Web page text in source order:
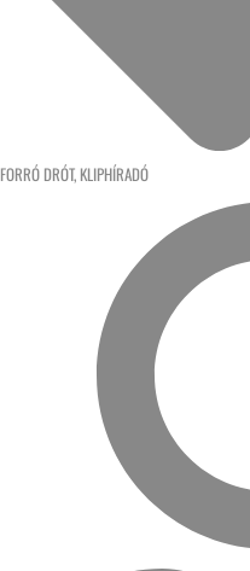
FORRÓ DRÓT, KLIPHÍRADÓ